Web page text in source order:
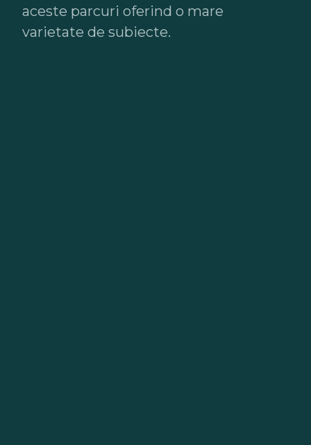
aceste parcuri oferind o mare
varietate de subiecte.